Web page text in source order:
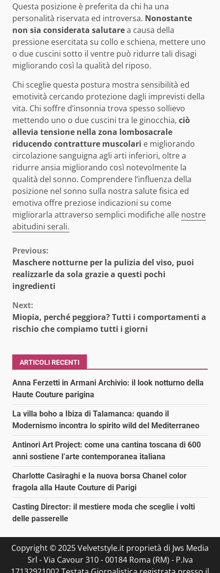
Questa posizione è preferita da chi ha una
personalità riservata ed introversa. Nonostante
non sia considerata salutarea causa della
pressione esercitata su collo e schiena, mettere uno
o due cuscini sotto il ventre può ridurre tali disagi
migliorando così la qualità del riposo.
Chi sceglie questa postura mostra sensibilità ed
emotività cercando protezione dagli imprevisti della
vita. Chi soffre d’insonnia trova spesso sollievo
mettendo uno o due cuscini tra le ginocchia, ciò
allevia tensione nella zona lombosacrale
riducendo contratture muscolari e migliorando
circolazione sanguigna agli arti inferiori, oltre a
ridurre ansia migliorando così notevolmente la
qualità del sonno. Comprendere l’influenza della
posizione nel sonno sulla nostra salute fisica ed
emotiva offre preziose indicazioni su come
migliorarla attraverso semplici modifiche alle nostre
abitudini serali.
Continue
Reading
Previous:
Maschere notturne per la pulizia del viso, puoi
realizzarle da sola grazie a questi pochi
ingredienti
Next:
Miopia, perché peggiora? Tutti i comportamenti a
rischio che compiamo tutti i giorni
ARTICOLI RECENTI
Anna Ferzetti in Armani Archivio: il look notturno della
Haute Couture parigina
La villa boho a Ibiza di Talamanca: quando il
Modernismo incontra lo spirito wild del Mediterraneo
Antinori Art Project: come una cantina toscana di 600
anni sostiene l’arte contemporanea italiana
Charlotte Casiraghi e la nuova borsa Chanel color
fragola alla Haute Couture di Parigi
Casting Director: il mestiere moda che sceglie i volti
delle passerelle
Copyright © 2025 Velvetstyle.it proprietà di Jws Media
Srl - Via Cavour 310 - 00184 Roma (RM) - P.Iva